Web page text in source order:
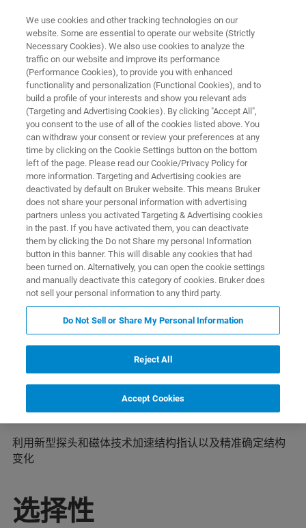
NMR & EPR 制药解决方案
多肽和寡核苷酸（TIDES）
小而强大。利用先进的技术和方法，提高复杂
寡核苷酸和多肽（TIDES）的表征能力。
新闻与活动 更多信息 支持 联系我们
亮点
灵敏度
利用新型探头和磁体技术加速结构指认以及精准确定结构
变化
选择性
We use cookies and other tracking technologies on our
website. Some are essential to operate our website (Strictly
Necessary Cookies). We also use cookies to analyze the
traffic on our website and improve its performance
(Performance Cookies), to provide you with enhanced
functionality and personalization (Functional Cookies), and to
build a profile of your interests and show you relevant ads
(Targeting and Advertising Cookies). By clicking "Accept All",
you consent to the use of all of the cookies listed above. You
can withdraw your consent or review your preferences at any
time by clicking on the Cookie Settings button on the bottom
left of the page. Please read our Cookie/Privacy Policy for
more information. Targeting and Advertising cookies are
deactivated by default on Bruker website. This means Bruker
does not share your personal information with advertising
partners unless you activated Targeting & Advertising cookies
in the past. If you have activated them, you can deactivate
them by clicking the Do not Share my personal Information
button in this banner. This will disable any cookies that had
been turned on. Alternatively, you can open the cookie settings
and manually deactivate this category of cookies. Bruker does
not sell your personal information to any third party.
Do Not Sell or Share My Personal Information
Reject All
Accept Cookies